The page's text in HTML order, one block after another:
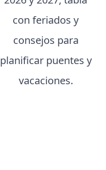
con feriados y
consejos para
planificar puentes y
vacaciones.